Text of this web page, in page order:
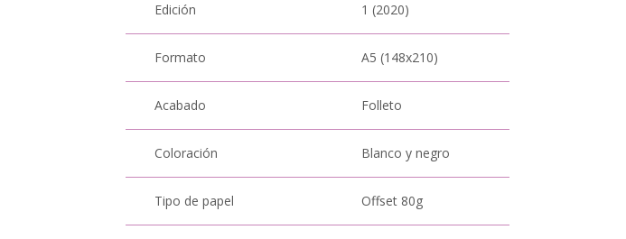
Edición 1 (2020)
Formato A5 (148x210)
Acabado Folleto
Coloración Blanco y negro
Tipo de papel Offset 80g